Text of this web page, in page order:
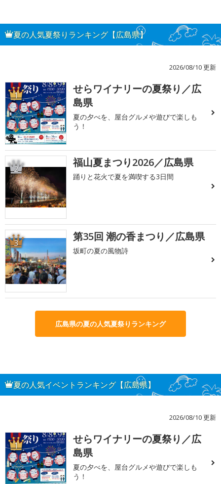
夏の人気夏祭りランキング【広島県】
2026/08/10 更新
1
せらワイナリーの夏祭り／広
島県
夏の夕べを、屋台グルメや遊びで楽しも
う！
2 福山夏まつり2026／広島県
踊りと花火で夏を満喫する3日間
3 第35回 潮の香まつり／広島県
坂町の夏の風物詩
広島県の夏の人気夏祭りランキング
夏の人気イベントランキング【広島県】
2026/08/10 更新
1
せらワイナリーの夏祭り／広
島県
夏の夕べを、屋台グルメや遊びで楽しも
う！